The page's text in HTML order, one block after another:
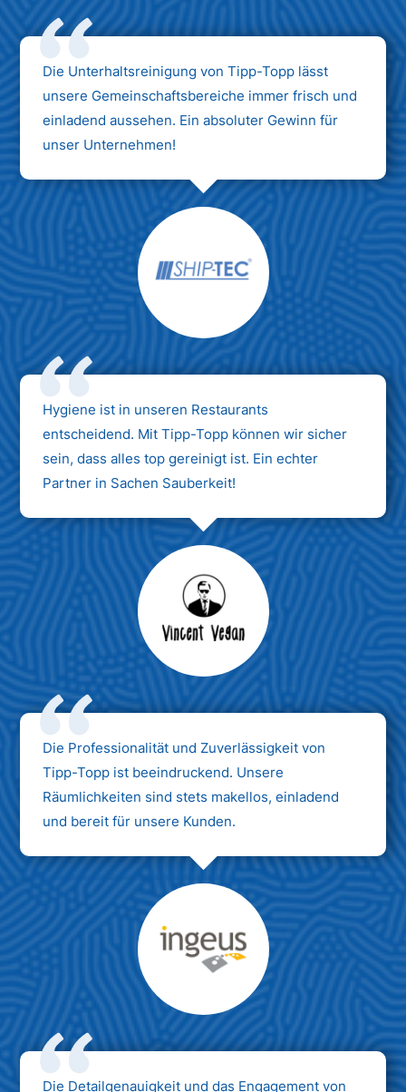
Die Unterhaltsreinigung von Tipp-Topp lässt
unsere Gemeinschaftsbereiche immer frisch und
einladend aussehen. Ein absoluter Gewinn für
unser Unternehmen!
Hygiene ist in unseren Restaurants
entscheidend. Mit Tipp-Topp können wir sicher
sein, dass alles top gereinigt ist. Ein echter
Partner in Sachen Sauberkeit!
Max Mustermann
Unternehmen AG
Die Professionalität und Zuverlässigkeit von
Tipp-Topp ist beeindruckend. Unsere
Räumlichkeiten sind stets makellos, einladend
und bereit für unsere Kunden.
Max Mustermann
Unternehmen AG
Die Detailgenauigkeit und das Engagement von